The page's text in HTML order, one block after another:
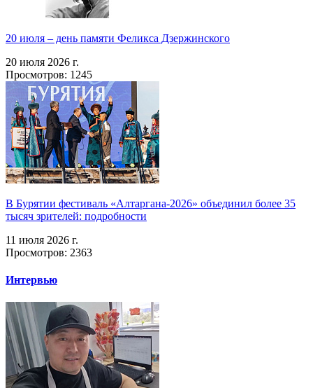
20 июля – день памяти Феликса Дзержинского
20 июля 2026 г.
Просмотров: 1245
В Бурятии фестиваль «Алтаргана-2026» объединил более 35
тысяч зрителей: подробности
11 июля 2026 г.
Просмотров: 2363
Интервью